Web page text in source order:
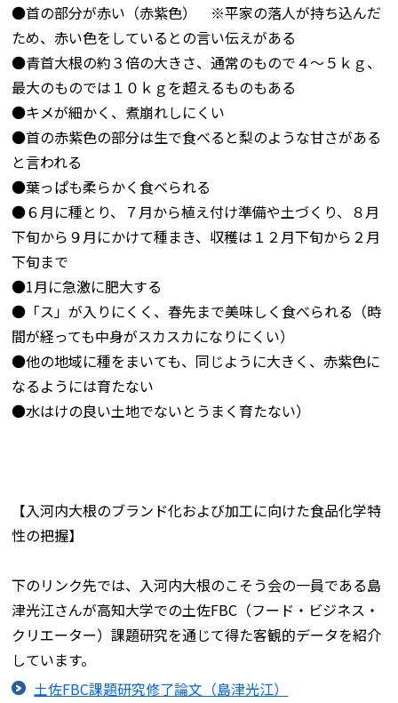
●首の部分が赤い（赤紫色） ※平家の落人が持ち込んだ
ため、赤い色をしているとの言い伝えがある
●青首大根の約３倍の大きさ、通常のもので４～５ｋｇ、
最大のものでは１０ｋｇを超えるものもある
●キメが細かく、煮崩れしにくい
●首の赤紫色の部分は生で食べると梨のような甘さがある
と言われる
●葉っぱも柔らかく食べられる
●６月に種とり、７月から植え付け準備や土づくり、８月
下旬から９月にかけて種まき、収穫は１２月下旬から２月
下旬まで
●1月に急激に肥大する
●「ス」が入りにくく、春先まで美味しく食べられる（時
間が経っても中身がスカスカになりにくい）
●他の地域に種をまいても、同じように大きく、赤紫色に
なるようには育たない
●水はけの良い土地でないとうまく育たない）
【入河内大根のブランド化および加工に向けた食品化学特
性の把握】
下のリンク先では、入河内大根のこそう会の一員である島
津光江さんが高知大学での土佐FBC（フード・ビジネス・
クリエーター）課題研究を通じて得た客観的データを紹介
しています。
土佐FBC課題研究修了論文（島津光江）